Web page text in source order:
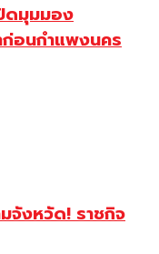
ดมุมมอง
ก่อนกำแพงนคร
จังหวัด! ราชกิจ